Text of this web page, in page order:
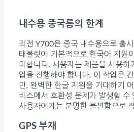
내수용 중국롬의 한계
리전 Y700은 중국 내수용으로 출
태블릿에 기본적으로 한국어 지원
미합니다. 사용자는 제품을 사용하
업을 진행해야 합니다. 이 작업은
만, 완벽한 한글 지원을 기대하기
비스에서 호환성 문제가 발생할 수
사용자에게는 분명한 불편함으로
GPS 부재